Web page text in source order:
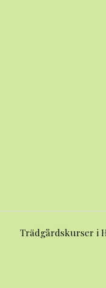
Trädgårdskurser i